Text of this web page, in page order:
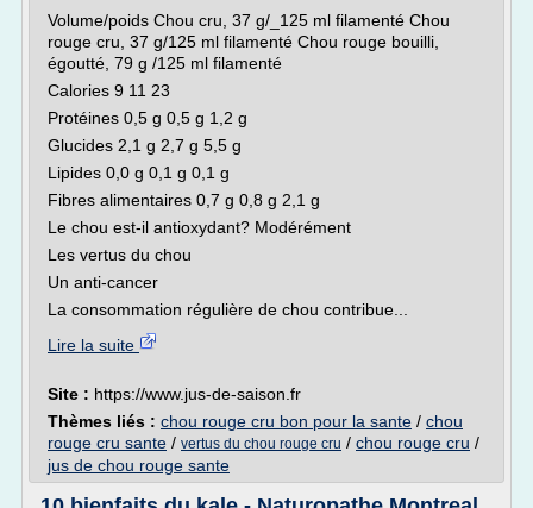
Volume/poids Chou cru, 37 g/_125 ml filamenté Chou
rouge cru, 37 g/125 ml filamenté Chou rouge bouilli,
égoutté, 79 g /125 ml filamenté
Calories 9 11 23
Protéines 0,5 g 0,5 g 1,2 g
Glucides 2,1 g 2,7 g 5,5 g
Lipides 0,0 g 0,1 g 0,1 g
Fibres alimentaires 0,7 g 0,8 g 2,1 g
Le chou est-il antioxydant? Modérément
Les vertus du chou
Un anti-cancer
La consommation régulière de chou contribue...
Lire la suite
Site : https://www.jus-de-saison.fr
Thèmes liés : chou rouge cru bon pour la sante / chou
rouge cru sante / vertus du chou rouge cru / chou rouge cru /
jus de chou rouge sante